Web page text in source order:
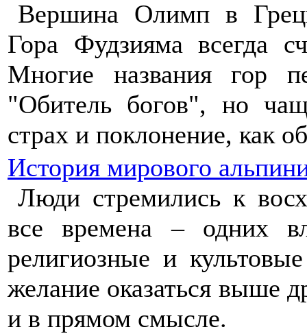
Вершина Олимп в
Гора Фудзияма всегда
Многие названия гор
"Обитель богов", но
страх и поклонение, как
История мирового
Люди стремились к
все времена – одних
религиозные и
желание оказаться выше
и в прямом смысле.